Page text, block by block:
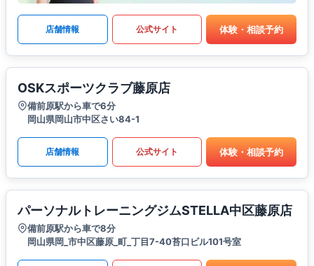
店舗情報 公式サイト 体験・相談予約
OSKスポーツクラブ藤原店
備前原駅から車で6分
岡山県岡山市中区さい84-1
店舗情報 公式サイト 体験・相談予約
パーソナルトレーニングジムSTELLA中区藤原店
備前原駅から車で8分
岡山県岡_市中区藤原_町_丁目7-40苔口ビル101号室